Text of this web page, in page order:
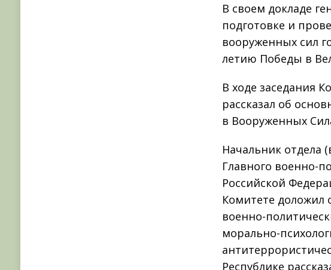
В своем докладе
подготовке и
вооруженных сил
летию Победы в
В ходе заседания
рассказал об
в Вооруженных
Начальник отдела
Главного военно-
Российской
Комитете доложил
военно-
морально-
Республике